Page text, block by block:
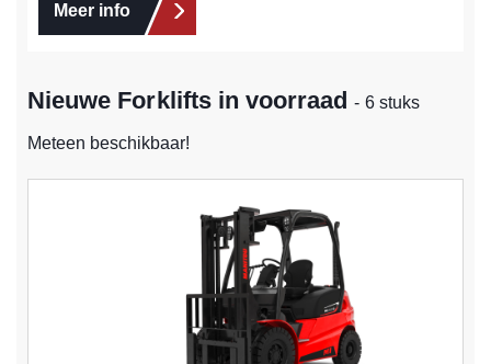
Meer info
Nieuwe Forklifts in voorraad- 6 stuks
Meteen beschikbaar!